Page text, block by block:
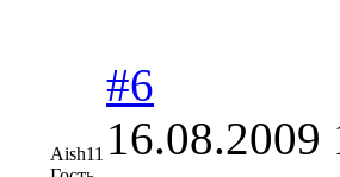
Aish11
#6
16.08.2009